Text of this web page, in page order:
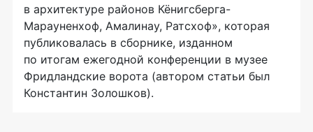
в архитектуре районов Кёнигсберга-
Марауненхоф, Амалинау, Ратсхоф», которая
публиковалась в сборнике, изданном
по итогам ежегодной конференции в музее
Фридландские ворота (автором статьи был
Константин Золошков).